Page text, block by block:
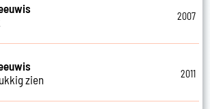
2007
zien
2011